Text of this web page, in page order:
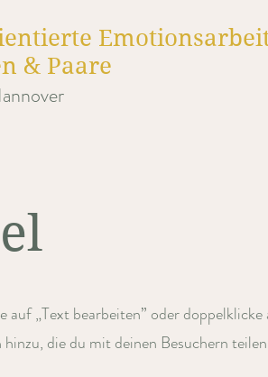
& Paare
auf „Text bearbeiten” oder
die du mit deinen Besuchern